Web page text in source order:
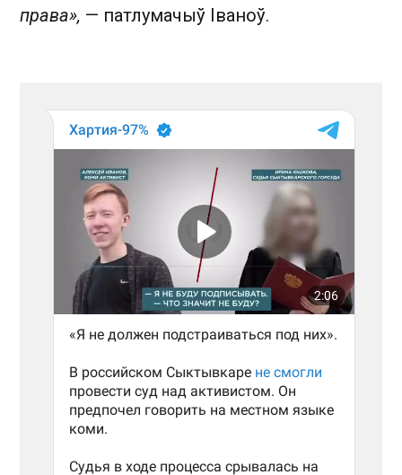
права», — патлумачыў Іваноў.